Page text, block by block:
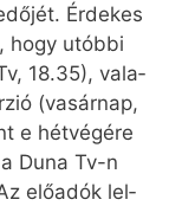
Ér­de­kes
hogy utób­bi
18.35), va­la­
(va­sár­nap,
e hét­vé­gé­re
Du­na Tv-n
elő­adók lel­